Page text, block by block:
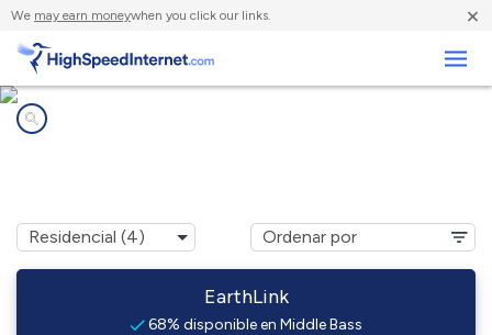
We may earn moneywhen you click our links. ×
EarthLink
68% disponible en Middle Bass